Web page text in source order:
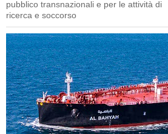
pubblico transnazionali e per le attività di
ricerca e soccorso